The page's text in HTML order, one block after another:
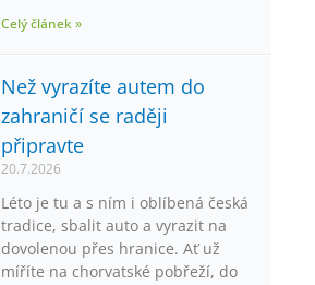
Celý článek »
Než vyrazíte autem do
zahraničí se raději
připravte
20.7.2026
Léto je tu a s ním i oblíbená česká
tradice, sbalit auto a vyrazit na
dovolenou přes hranice. Ať už
míříte na chorvatské pobřeží, do